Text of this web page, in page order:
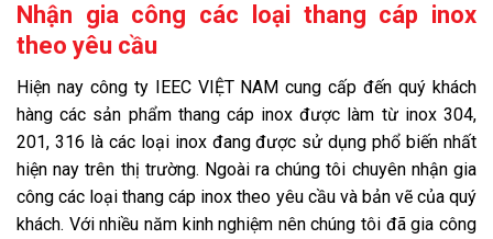
Nhận gia công các loại thang cáp inox
theo yêu cầu
Hiện nay công ty IEEC VIỆT NAM cung cấp đến quý khách
hàng các sản phẩm thang cáp inox được làm từ inox 304,
201, 316 là các loại inox đang được sử dụng phổ biến nhất
hiện nay trên thị trường. Ngoài ra chúng tôi chuyên nhận gia
công các loại thang cáp inox theo yêu cầu và bản vẽ của quý
khách. Với nhiều năm kinh nghiệm nên chúng tôi đã gia công